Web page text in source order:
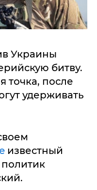
Украины
битву.
точка, после
удерживать
известный